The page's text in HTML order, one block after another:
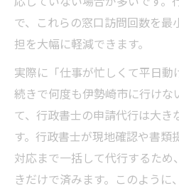
で、これらの窓口訪問回数を最
担を大幅に軽減できます。
実際に「仕事が忙しくて平日
続きで何度も伊勢崎市に行けな
て、行政書士の申請代行は大き
す。行政書士が現地確認や書類
対応まで一括して代行するた
きだけで済みます。このように